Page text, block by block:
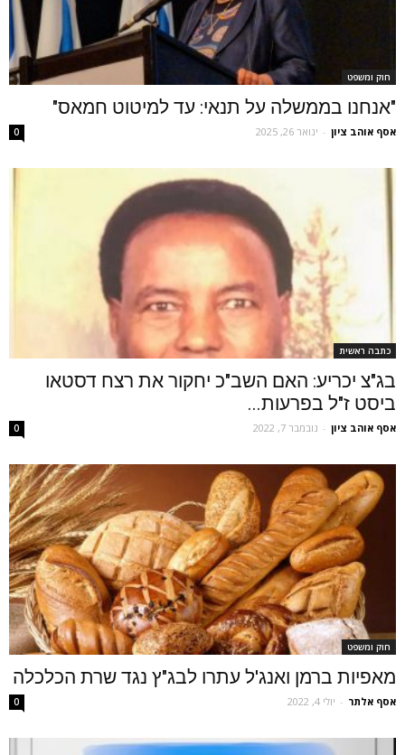
חוק ומשפט
"אנחנו בממשלה על תנאי: עד למיטוט חמאס"
אסף אוהב ציון - ינואר 26, 2025 0
כתבה ראשית
בג"צ יכריע: האם השב"כ יחקור את רצח דסטאו
ביסט ז"ל בפרעות...
אסף אוהב ציון - נובמבר 7, 2022 0
חוק ומשפט
מאפיות ברמן ואנג'ל עתרו לבג"ץ נגד שרת הכלכלה
אסף אלתר - יולי 4, 2022 0